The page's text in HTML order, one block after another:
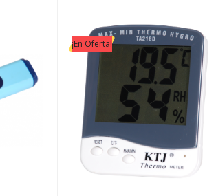
¡En Oferta!